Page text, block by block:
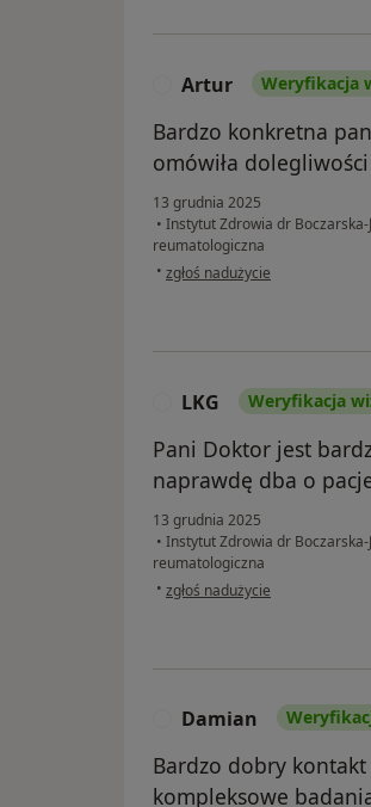
Artur Weryfikacja
Bardzo konkretna
omówiła
13 grudnia 2025
• Instytut Zdrowia dr
reumatologiczna
• w opinii użytkownika Artur
zgłoś nadużycie
LKG Weryfikacja
Pani Doktor jest
naprawdę dba o
13 grudnia 2025
• Instytut Zdrowia dr
reumatologiczna
• w opinii użytkownika LKG
zgłoś nadużycie
Damian
Bardzo dobry
kompleksowe